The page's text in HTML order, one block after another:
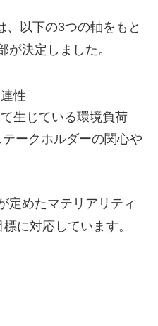
、以下の3つの軸をもと
が決定しました。
性
生じている環境負荷
ークホルダーの関心や
定めたマテリアリティ
に対応しています。